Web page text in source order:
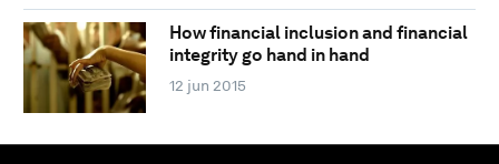
How financial inclusion and financial
integrity go hand in hand
12 jun 2015